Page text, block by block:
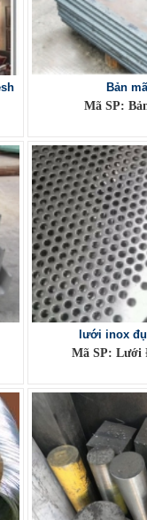
Bản
Mã SP:
lưới inox
Mã SP: Lưới